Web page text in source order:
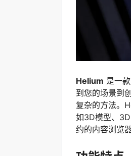
Helium 是一
到您的场景到
复杂的方法。
如3D模型、
约的内容浏览